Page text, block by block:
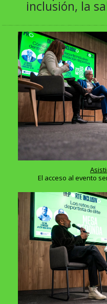
inclusión, la
El acceso al evento